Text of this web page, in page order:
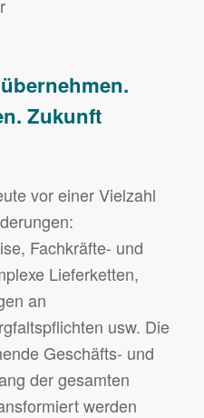
Zukunft
vor einer Vielzahl
Fachkräfte- und
Lieferketten,
an
usw. Die
Geschäfts- und
der gesamten
werden